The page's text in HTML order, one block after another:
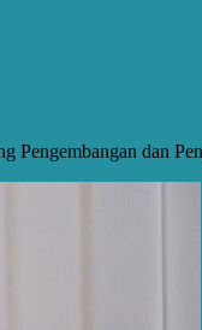
Pengembangan dan